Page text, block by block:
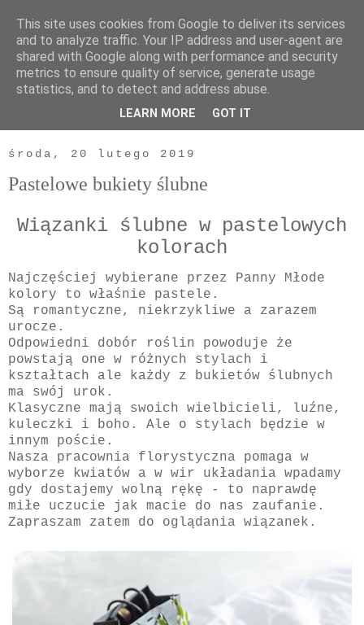
środa, 20 lutego 2019
Pastelowe bukiety ślubne
Wiązanki ślubne w pastelowych
kolorach
Najczęściej wybierane przez Panny Młode
kolory to właśnie pastele.
Są romantyczne, niekrzykliwe a zarazem
urocze.
Odpowiedni dobór roślin powoduje że
powstają one w różnych stylach i
kształtach ale każdy z bukietów ślubnych
ma swój urok.
Klasyczne mają swoich wielbicieli, luźne,
kuleczki i boho. Ale o stylach będzie w
innym poście.
Nasza pracownia florystyczna pomaga w
wyborze kwiatów a w wir układania wpadamy
gdy dostajemy wolną rękę - to naprawdę
miłe uczucie jak macie do nas zaufanie.
Zapraszam zatem do oglądania wiązanek.
This site uses cookies from Google to deliver its services
and to analyze traffic. Your IP address and user-agent are
shared with Google along with performance and security
metrics to ensure quality of service, generate usage
statistics, and to detect and address abuse.
LEARN MORE GOT IT